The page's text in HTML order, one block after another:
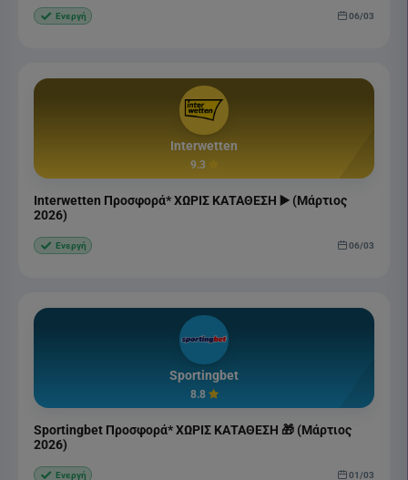
Ενεργή 06/03
Interwetten
9.3
Interwetten Προσφορά* ΧΩΡΙΣ ΚΑΤΑΘΕΣΗ ▶️ (Μάρτιος
2026)
Ενεργή 06/03
Sportingbet
8.8
Sportingbet Προσφορά* ΧΩΡΙΣ ΚΑΤΑΘΕΣΗ 🎁 (Μάρτιος
2026)
Ενεργή 01/03